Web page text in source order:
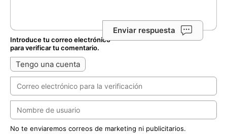
Enviar respuesta
Introduce tu correo electrónico
para verificar tu comentario.
Tengo una cuenta
No te enviaremos correos de marketing ni publicitarios.